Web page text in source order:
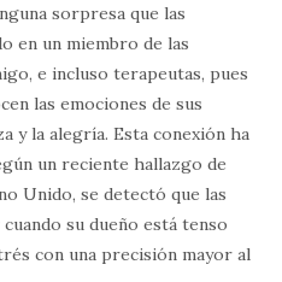
sorpresa que las
en un miembro de las
e incluso terapeutas, pues
las emociones de sus
y la alegría. Esta conexión ha
un reciente hallazgo de
Unido, se detectó que las
su dueño está tenso
con una precisión mayor al